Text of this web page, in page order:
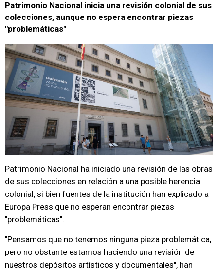
Patrimonio Nacional inicia una revisión colonial de sus
colecciones, aunque no espera encontrar piezas
"problemáticas"
Patrimonio Nacional ha iniciado una revisión de las obras
de sus colecciones en relación a una posible herencia
colonial, si bien fuentes de la institución han explicado a
Europa Press que no esperan encontrar piezas
"problemáticas".
"Pensamos que no tenemos ninguna pieza problemática,
pero no obstante estamos haciendo una revisión de
nuestros depósitos artísticos y documentales", han